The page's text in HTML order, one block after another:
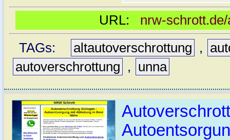
URL: nrw-
TAGs:
altautoverschrottung ,
autoverschrottung
, unna